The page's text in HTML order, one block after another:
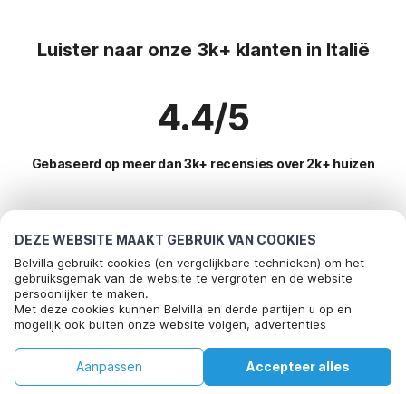
DEZE WEBSITE MAAKT GEBRUIK VAN COOKIES
Belvilla gebruikt cookies (en vergelijkbare technieken) om het
gebruiksgemak van de website te vergroten en de website
persoonlijker te maken.
Met deze cookies kunnen Belvilla en derde partijen u op en
mogelijk ook buiten onze website volgen, advertenties
social media.
Door op "accepteren" te klikken gaat u hiermee akkoord. Meer
informatie vind je in onscookiebeleid.
Accepteer alles
Aanpassen
Luister naar onze 3k+ klanten in Italië
4.4/5
Gebaseerd op meer dan 3k+ recensies over 2k+ huizen
Meest populaire bestemmingen voor
vakantie
Populaire voorzieningen voor vakantie in Italie
Kindvriendelijke vakantiehuizen
Vakantiehuis met zwembad
Vakantie met hond - Huisdiervriendelijke vakantiehuizen
Toplanden met topvoorzieningen voor vakanties
Kindvriendelijke vakantiehuizen duitsland
Vakantiehuis voor 6 personen denemarken
Top regio's met top voorzieningen voor vakantie
Bel om te boeken
Huis Verlanglijst Boekingen Account